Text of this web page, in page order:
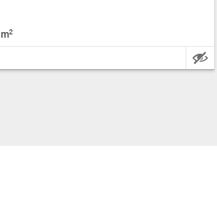
útil: 403 metros cuadrados.